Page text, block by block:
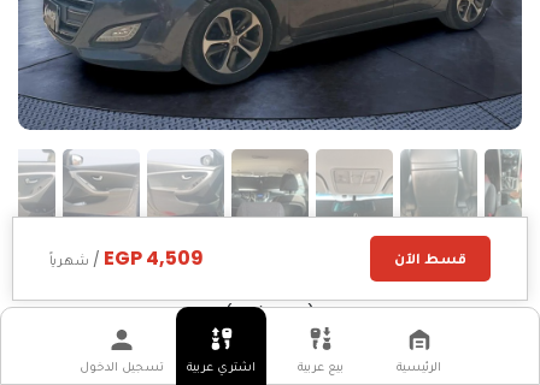
(الفئة الأولى)
قسط الآن 4,509 EGP / شهرياً
الرئيسية بيع عربية اشتري عربية تسجيل الدخول